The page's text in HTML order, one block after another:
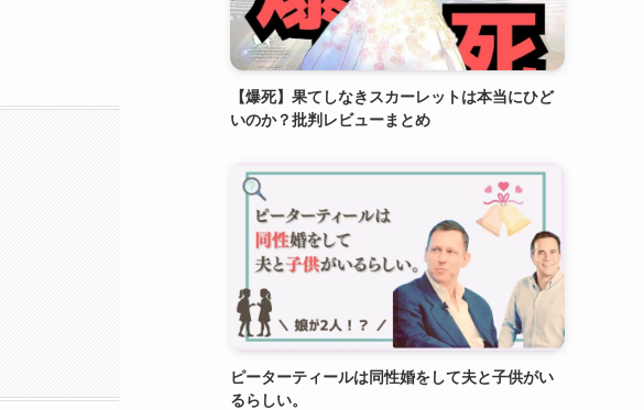
【爆死】果てしなきスカーレットは本当にひど
いのか？批判レビューまとめ
ピーターティールは同性婚をして夫と子供がい
るらしい。